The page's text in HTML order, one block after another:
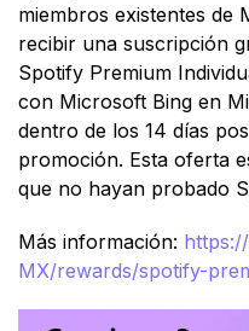
miembros existentes de
recibir una suscripción
Spotify Premium
con Microsoft Bing en
dentro de los 14 días
promoción. Esta oferta
que no hayan probado
Más información:
MX/rewards/spotify-